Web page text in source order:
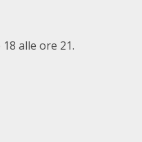
alle ore 21.